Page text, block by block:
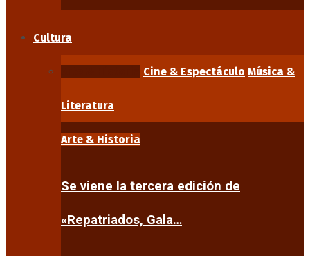
Cultura
Cine & Espectáculo Música &
Literatura
Arte & Historia
Se viene la tercera edición de
«Repatriados, Gala…